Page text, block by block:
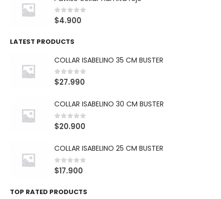
0 out of 5
$4.900
LATEST PRODUCTS
COLLAR ISABELINO 35 CM BUSTER
0out of 5
$27.990
COLLAR ISABELINO 30 CM BUSTER
0out of 5
$20.900
COLLAR ISABELINO 25 CM BUSTER
0out of 5
$17.900
TOP RATED PRODUCTS